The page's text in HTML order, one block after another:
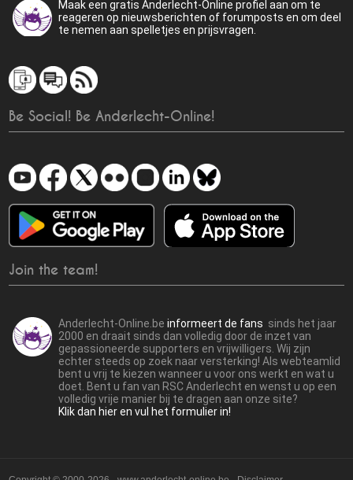
Maak een gratis Anderlecht-Online profiel aan om te
reageren op nieuwsberichten of forumposts en om deel
te nemen aan spelletjes en prijsvragen.
Be Social! Be Anderlecht-Online!
Join the team!
Anderlecht-Online.beinformeert de fans sinds het jaar
2000 en draait sinds dan volledig door de inzet van
gepassioneerde supporters en vrijwilligers. Wij zijn
echter steeds op zoek naar versterking! Als webteamlid
bent u vrij te kiezen wanneer u voor ons werkt en wat u
doet. Bent u fan van RSC Anderlecht en wenst u op een
volledig vrije manier bij te dragen aan onze site?
Klik dan hier en vul het formulier in!